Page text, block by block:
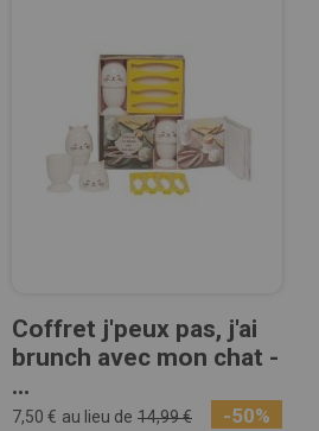
Coffret j'peux pas, j'ai
brunch avec mon chat -
...
7,50 € au lieu de 14,99 € -50%